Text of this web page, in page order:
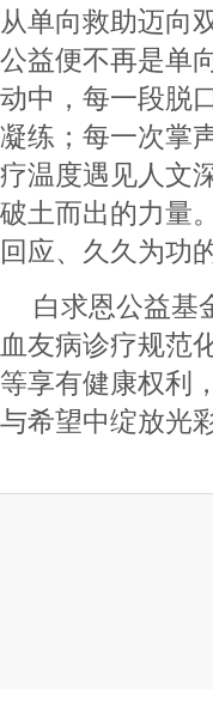
从单向救助迈向
公益便不再是单
动中，每一段脱
凝练；每一次掌
疗温度遇见人文
破土而出的力量
回应、久久为功
白求恩公益基
血友病诊疗规范
等享有健康权利
与希望中绽放光